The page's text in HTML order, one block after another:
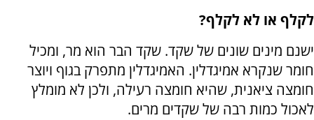
לקלף או לא לקלף?
ישנם מינים שונים של שקד. שקד הבר הוא מר, ומכיל
חומר שנקרא אמיגדלין. האמיגדלין מתפרק בגוף ויוצר
חומצה ציאנית, שהיא חומצה רעילה, ולכן לא מומלץ
לאכול כמות רבה של שקדים מרים.